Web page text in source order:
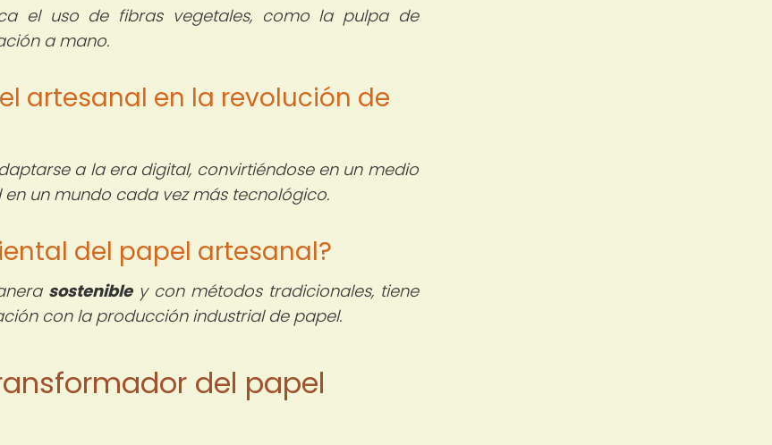
el uso de fibras vegetales, como la pulpa de
a mano.
artesanal en la revolución de
a la era digital, convirtiéndose en un medio
un mundo cada vez más tecnológico.
del papel artesanal?
sostenibley con métodos tradicionales, tiene
con la producción industrial de papel.
del papel